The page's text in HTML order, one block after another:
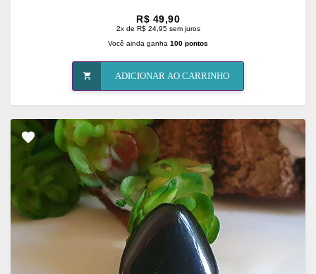
R$ 49,90
2x de R$ 24,95 sem juros
Você ainda ganha 100 pontos
ADICIONAR AO CARRINHO
ADICIONAR
FAVORITOS